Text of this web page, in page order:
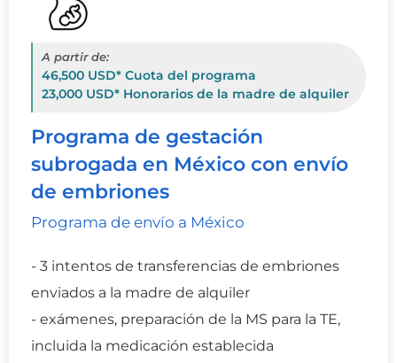
A partir de:
46,500 USD* Cuota del programa
23,000 USD* Honorarios de la madre de alquiler
Programa de gestación
subrogada en México con envío
de embriones
Programa de envío a México
- 3 intentos de transferencias de embriones
enviados a la madre de alquiler
- exámenes, preparación de la MS para la TE,
incluida la medicación establecida